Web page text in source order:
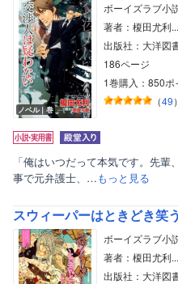
ノベル｜巻
ボーイズラブ小
著者：榎田尤利
出版社：大洋図
186ページ
1巻購入：850ポ
（49）
「俺はいつだって本気です。先
事で元弁護士、…もっと見る
ボーイズラブ小
著者：榎田尤利
出版社：大洋図